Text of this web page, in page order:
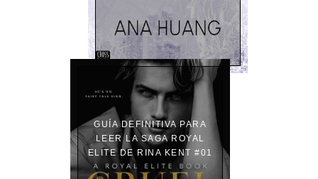
GUÍA DEFINITIVA PARA
LEER LA SAGA ROYAL
ELITE DE RINA KENT #01